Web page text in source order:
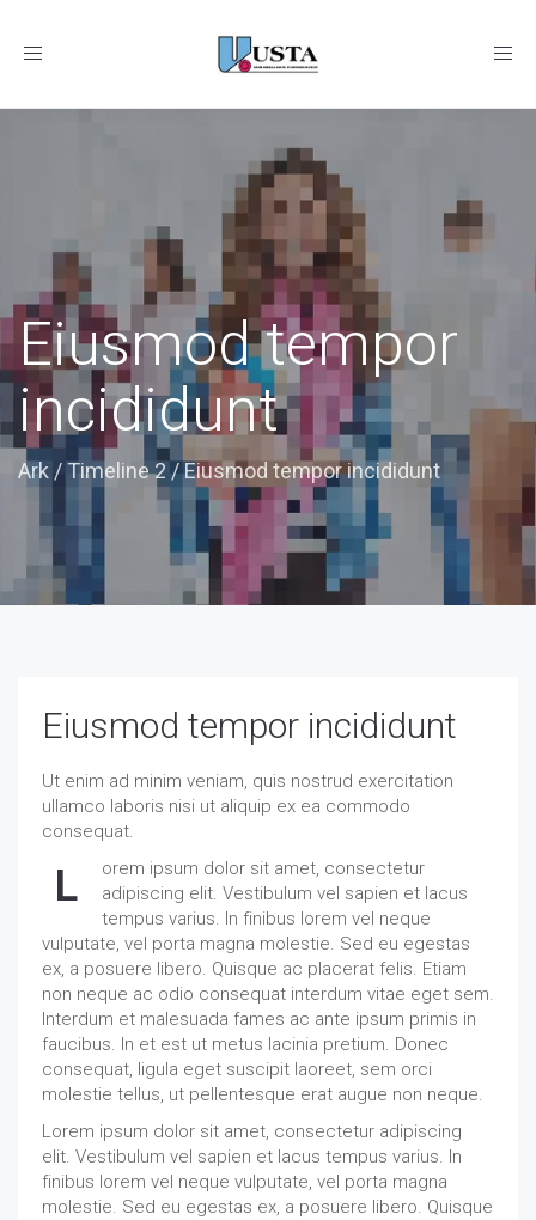
Toggle
Eiusmod tempor
incididunt
Ark / Timeline 2 /Eiusmod tempor incididunt
Eiusmod tempor incididunt
Ut enim ad minim veniam, quis nostrud exercitation
ullamco laboris nisi ut aliquip ex ea commodo
consequat.
L
orem ipsum dolor sit amet, consectetur
adipiscing elit. Vestibulum vel sapien et lacus
tempus varius. In finibus lorem vel neque
vulputate, vel porta magna molestie. Sed eu egestas
ex, a posuere libero. Quisque ac placerat felis. Etiam
non neque ac odio consequat interdum vitae eget sem.
Interdum et malesuada fames ac ante ipsum primis in
faucibus. In et est ut metus lacinia pretium. Donec
consequat, ligula eget suscipit laoreet, sem orci
molestie tellus, ut pellentesque erat augue non neque.
Lorem ipsum dolor sit amet, consectetur adipiscing
elit. Vestibulum vel sapien et lacus tempus varius. In
finibus lorem vel neque vulputate, vel porta magna
molestie. Sed eu egestas ex, a posuere libero. Quisque